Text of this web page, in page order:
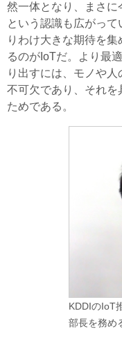
然一体となり、まさに
という認識も広がっ
りわけ大きな期待を
るのがIoTだ。より最
り出すには、モノや
不可欠であり、それを
ためである。
KDDIのIoT
部長を務め